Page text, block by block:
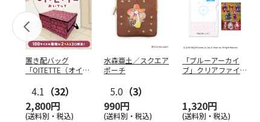
置き配バッグ
「OITETTE（オイテ
4.1 （32）
2,800円
(送料別・税込)
水森亜土／スクエア
ポーチ
5.0 （3）
990円
(送料別・税込)
「ブルーアーカイ
ブ」クリアファイル
1,320円
(送料別・税込)